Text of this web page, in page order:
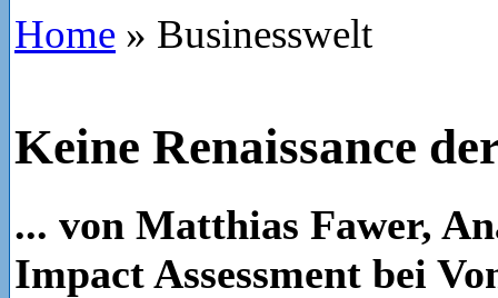
Home » Businesswelt
Keine Renaissance
... von Matthias Fawer,
Impact Assessment bei